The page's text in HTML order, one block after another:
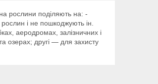
рослини поділяють на: -
і не пошкоджують ін.
аеродромах, залізничних і
озерах; другі — для захисту